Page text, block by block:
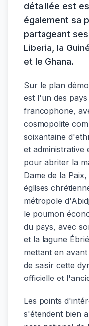
détaillée est
également sa
partageant
Liberia, la
et le Ghana.
Sur le plan
est l'un des
francophone,
cosmopolite
soixantaine
et administrative
pour abriter la
Dame de la
églises
métropole
le poumon
du pays, avec
et la lagune
mettant en
de saisir cette
officielle et
Les points
s'étendent bien